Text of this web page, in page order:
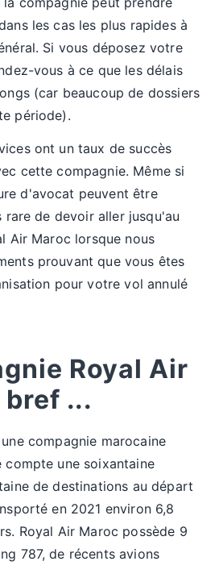
les cas les plus rapides à
Si vous déposez votre
vous à ce que les délais
(car beaucoup de dossiers
période).
ont un taux de succès
cette compagnie. Même si
d'avocat peuvent être
rare de devoir aller jusqu'au
Air Maroc lorsque nous
prouvant que vous êtes
pour votre vol annulé
Royal Air
bref ...
compagnie marocaine
compte une soixantaine
de destinations au départ
en 2021 environ 6,8
Royal Air Maroc possède 9
787, de récents avions